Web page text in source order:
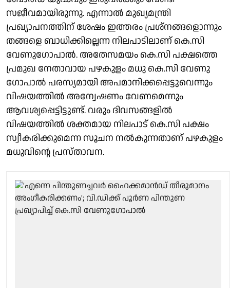
സജീവമായിരുന്നു. എന്നാൽ മുഖ്യമന്ത്രി
പ്രഖ്യാപനത്തിന് ശേഷം ഇത്തരം പ്രശ്നങ്ങളൊന്നും
തങ്ങളെ ബാധിക്കില്ലെന്ന നിലപാടിലാണ് കെ.സി
വേണു​ഗോപാൽ. അതേസമയം കെ.സി പക്ഷത്തെ
പ്രമുഖ നേതാവായ പഴകുളം മധു കെ.സി വേണു​
ഗോപാൽ പരസ്യമായി അപമാനിക്കപ്പെട്ടുവെന്നും
വിഷയത്തിൽ അന്വേഷണം വേണമെന്നും
ആവശ്യപ്പെട്ടിട്ടുണ്ട്. വരും ദിവസങ്ങളിൽ
വിഷയത്തിൽ ശക്തമായ നിലപാട് കെ.സി പക്ഷം
സ്വീകരിക്കുമെന്ന സൂചന നൽകുന്നതാണ് പഴകുളം
മധുവിന്റെ പ്രസ്താവന.